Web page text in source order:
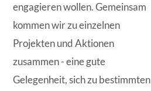
engagieren wollen. Gemeinsam
kommen wir zu einzelnen
Projekten und Aktionen
zusammen - eine gute
Gelegenheit, sich zu bestimmten